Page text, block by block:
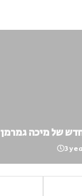
של מיכה גמרמן
3